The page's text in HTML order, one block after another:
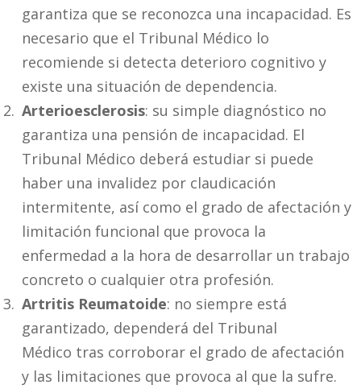
garantiza que se reconozca una incapacidad. Es
necesario que el Tribunal Médico lo
recomiende si detecta deterioro cognitivo y
existe una situación de dependencia.
Arterioesclerosis: su simple diagnóstico no
garantiza una pensión de incapacidad. El
Tribunal Médico deberá estudiar si puede
haber una invalidez por claudicación
intermitente, así como el grado de afectación y
limitación funcional que provoca la
enfermedad a la hora de desarrollar un trabajo
concreto o cualquier otra profesión.
Artritis Reumatoide: no siempre está
garantizado, dependerá del Tribunal
Médico tras corroborar el grado de afectación
y las limitaciones que provoca al que la sufre.